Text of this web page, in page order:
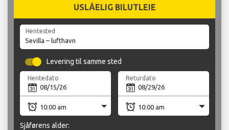
USLÅELIG BILUTLEIE
Hentested
Levering til samme sted
Hentedato Returdato
Sjåførens alder: